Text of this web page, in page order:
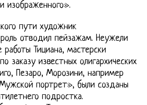
изображенного».
пути художник
отводил пейзажам. Неужели
Тициана, мастерски
заказу известных олигархических
Пезаро, Морозини, например
портрет», были созданы
подростка.